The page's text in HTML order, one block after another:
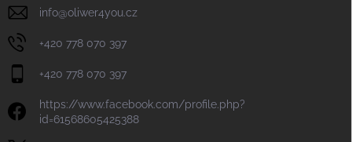
info@oliwer4you.cz
+420 778 070 397
+420 778 070 397
https://www.facebook.com/profile.php?
id=61568605425388